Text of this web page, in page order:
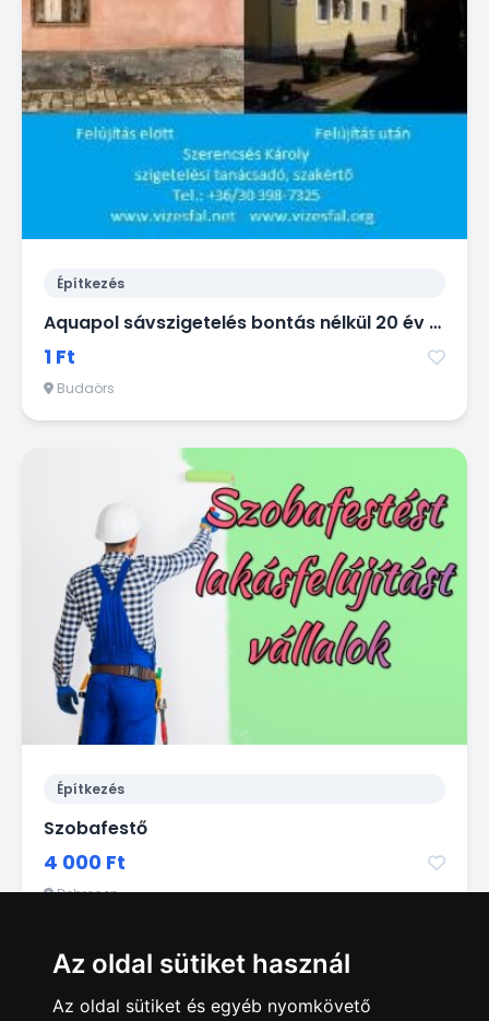
Az oldal sütiket használ
Az oldal sütiket és egyéb nyomkövető
Építkezés
Aquapol sávszigetelés bontás nélkül 20 év garanciával!
1 Ft
Budaörs
Építkezés
Szobafestő
4 000 Ft
Debrecen